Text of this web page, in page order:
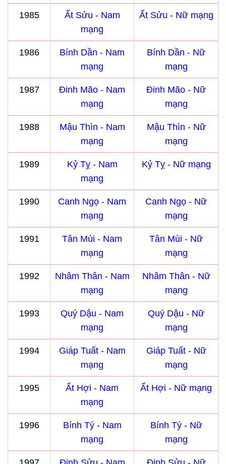
1985
Ất Sửu - Nam
mạng
Ất Sửu - Nữ mạng
1986
Bính Dần - Nam
mạng
Bính Dần - Nữ
mạng
1987
Đinh Mão - Nam
mạng
Đinh Mão - Nữ
mạng
1988
Mậu Thìn - Nam
mạng
Mậu Thìn - Nữ
mạng
1989
Kỷ Tỵ - Nam
mạng
Kỷ Tỵ - Nữ mạng
1990
Canh Ngọ - Nam
mạng
Canh Ngọ - Nữ
mạng
1991
Tân Mùi - Nam
mạng
Tân Mùi - Nữ
mạng
1992
Nhâm Thân - Nam
mạng
Nhâm Thân - Nữ
mạng
1993
Quý Dậu - Nam
mạng
Quý Dậu - Nữ
mạng
1994
Giáp Tuất - Nam
mạng
Giáp Tuất - Nữ
mạng
1995
Ất Hợi - Nam
mạng
Ất Hợi - Nữ mạng
1996
Bính Tý - Nam
mạng
Bính Tý - Nữ
mạng